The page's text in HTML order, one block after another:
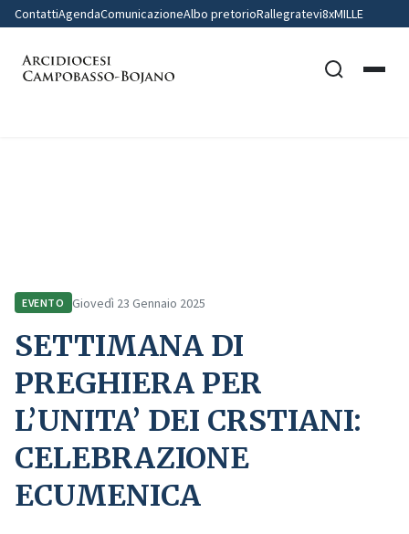
ContattiAgendaComunicazioneAlbo pretorioRallegratevi8xMILLE
EVENTO Giovedì 23 Gennaio 2025
SETTIMANA DI
PREGHIERA PER
L’UNITA’ DEI CRSTIANI:
CELEBRAZIONE
ECUMENICA